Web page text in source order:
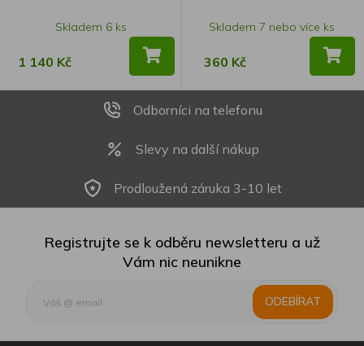
Skladem 6 ks
1 140 Kč
Skladem 7 nebo více ks
360 Kč
Odborníci na telefonu
Slevy na další nákup
Prodloužená záruka 3-10 let
Registrujte se k odběru newsletteru a už
Vám nic neunikne
ODEBÍRAT